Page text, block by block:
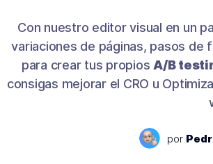
Con nuestro editor visual en un
variaciones de páginas, pasos de
para crear tus propios A/B
consigas mejorar el CRO u
por